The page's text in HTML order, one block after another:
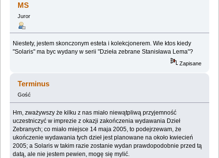
MS
Juror
Niestety, jestem skonczonym esteta i kolekcjonerem. Wie ktos kiedy
"Solaris" ma byc wydany w serii "Dzieła zebrane Stanisława Lema"?
Zapisane
Terminus
Gość
Hm, zważywszy że kilku z nas miało niewątpliwą przyjemność
uczestniczyć w imprezie z okazji zakończenia wydawania Dzieł
Zebranych; co miało miejsce 14 maja 2005, to podejrzewam, że
ukończenie wydawania tych dzieł jest planowane na około kwiecień
2005; a Solaris w takim razie zostanie wydan prawdopodobnie przed tą
datą, ale nie jestem pewien, mogę się mylić.